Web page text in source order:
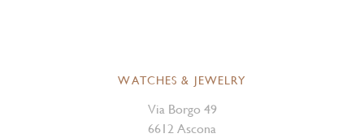
WATCHES & JEWELRY
Via Borgo 49
6612 Ascona